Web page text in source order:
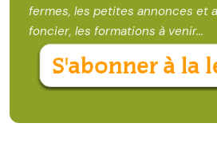
fermes, les petites annonces et
foncier, les formations à venir...